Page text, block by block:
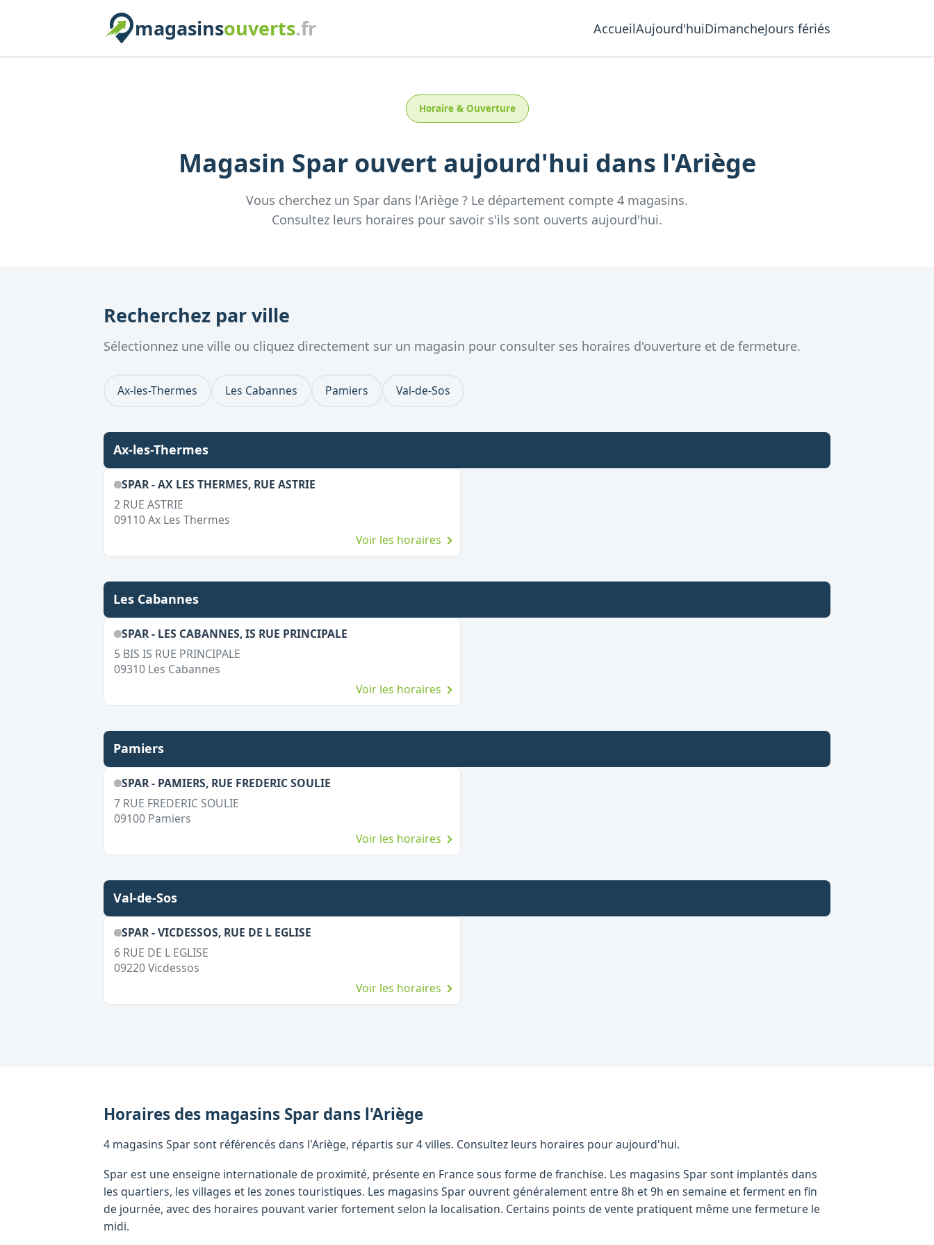
magasinsouverts.fr AccueilAujourd'huiDimancheJours fériés
Horaire & Ouverture
Magasin Sparouvert aujourd'hui dans l'Ariège
Vous cherchez un Spar dans l'Ariège ? Le département compte 4 magasins.
Consultez leurs horaires pour savoir s'ils sont ouverts aujourd'hui.
Recherchez par ville
Sélectionnez une ville ou cliquez directement sur un magasin pour consulter ses horaires d'ouverture et de fermeture.
Ax-les-Thermes Les Cabannes Pamiers Val-de-Sos
Ax-les-Thermes
SPAR - AX LES THERMES, RUE ASTRIE
2 RUE ASTRIE
09110 Ax Les Thermes
Voir les horaires
Les Cabannes
SPAR - LES CABANNES, IS RUE PRINCIPALE
5 BIS IS RUE PRINCIPALE
09310 Les Cabannes
Voir les horaires
Pamiers
SPAR - PAMIERS, RUE FREDERIC SOULIE
7 RUE FREDERIC SOULIE
09100 Pamiers
Voir les horaires
Val-de-Sos
SPAR - VICDESSOS, RUE DE L EGLISE
6 RUE DE L EGLISE
09220 Vicdessos
Voir les horaires
Horaires des magasins Spar dans l'Ariège
4 magasins Spar sont référencés dans l'Ariège, répartis sur 4 villes. Consultez leurs horaires pour aujourd'hui.
Spar est une enseigne internationale de proximité, présente en France sous forme de franchise. Les magasins Spar sont implantés dans
les quartiers, les villages et les zones touristiques. Les magasins Spar ouvrent généralement entre 8h et 9h en semaine et ferment en fin
de journée, avec des horaires pouvant varier fortement selon la localisation. Certains points de vente pratiquent même une fermeture le
midi.